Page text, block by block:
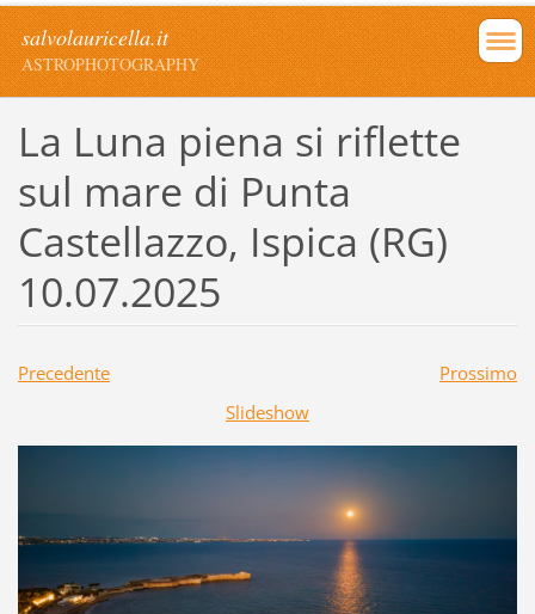
salvolauricella.it
ASTROPHOTOGRAPHY
La Luna piena si riflette
sul mare di Punta
Castellazzo, Ispica (RG)
10.07.2025
Precedente
Prossimo
Slideshow